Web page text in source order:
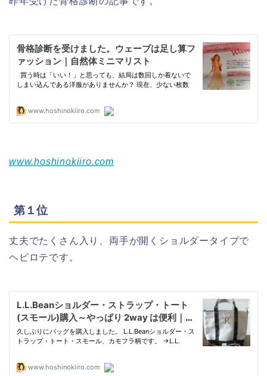
www.hoshinokiiro.com
第１位
丈夫でたくさん入り、両手が開くショルダータイプで
ヘビロテです。